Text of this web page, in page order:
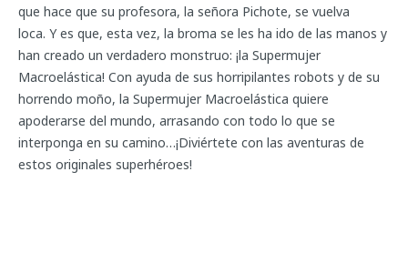
que hace que su profesora, la señora Pichote, se vuelva
loca. Y es que, esta vez, la broma se les ha ido de las manos y
han creado un verdadero monstruo: ¡la Supermujer
Macroelástica! Con ayuda de sus horripilantes robots y de su
horrendo moño, la Supermujer Macroelástica quiere
apoderarse del mundo, arrasando con todo lo que se
interponga en su camino…¡Diviértete con las aventuras de
estos originales superhéroes!